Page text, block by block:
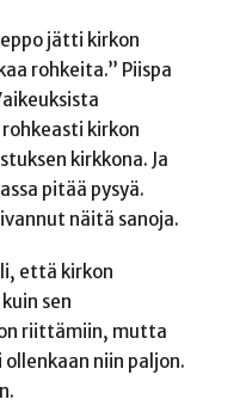
jätti kirkon
rohkeita.” Piispa
kirkon
kirkkona. Ja
pitää pysyä.
näitä sanoja.
että kirkon
sen
riittämiin, mutta
niin paljon.